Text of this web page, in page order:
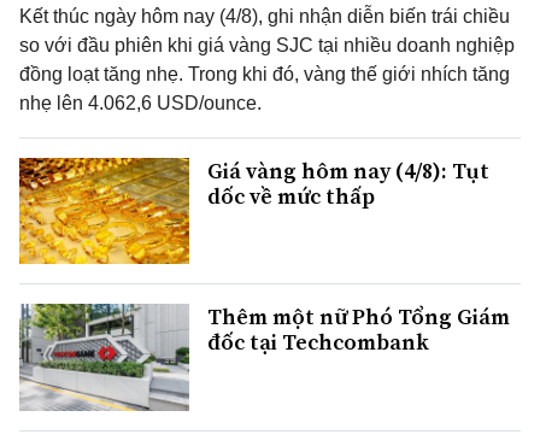
Kết thúc ngày hôm nay (4/8), ghi nhận diễn biến trái chiều
so với đầu phiên khi giá vàng SJC tại nhiều doanh nghiệp
đồng loạt tăng nhẹ. Trong khi đó, vàng thế giới nhích tăng
nhẹ lên 4.062,6 USD/ounce.
Giá vàng hôm nay (4/8): Tụt
dốc về mức thấp
Thêm một nữ Phó Tổng Giám
đốc tại Techcombank